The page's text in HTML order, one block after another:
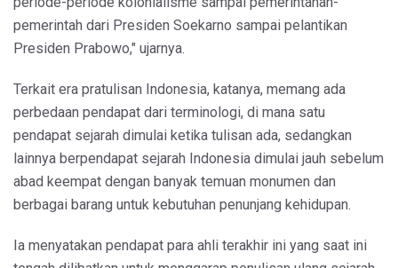
pemerintah dari Presiden Soekarno sampai pelantikan
Presiden Prabowo," ujarnya.
Terkait era pratulisan Indonesia, katanya, memang ada
perbedaan pendapat dari terminologi, di mana satu
pendapat sejarah dimulai ketika tulisan ada, sedangkan
lainnya berpendapat sejarah Indonesia dimulai jauh sebelum
abad keempat dengan banyak temuan monumen dan
berbagai barang untuk kebutuhan penunjang kehidupan.
Ia menyatakan pendapat para ahli terakhir ini yang saat ini